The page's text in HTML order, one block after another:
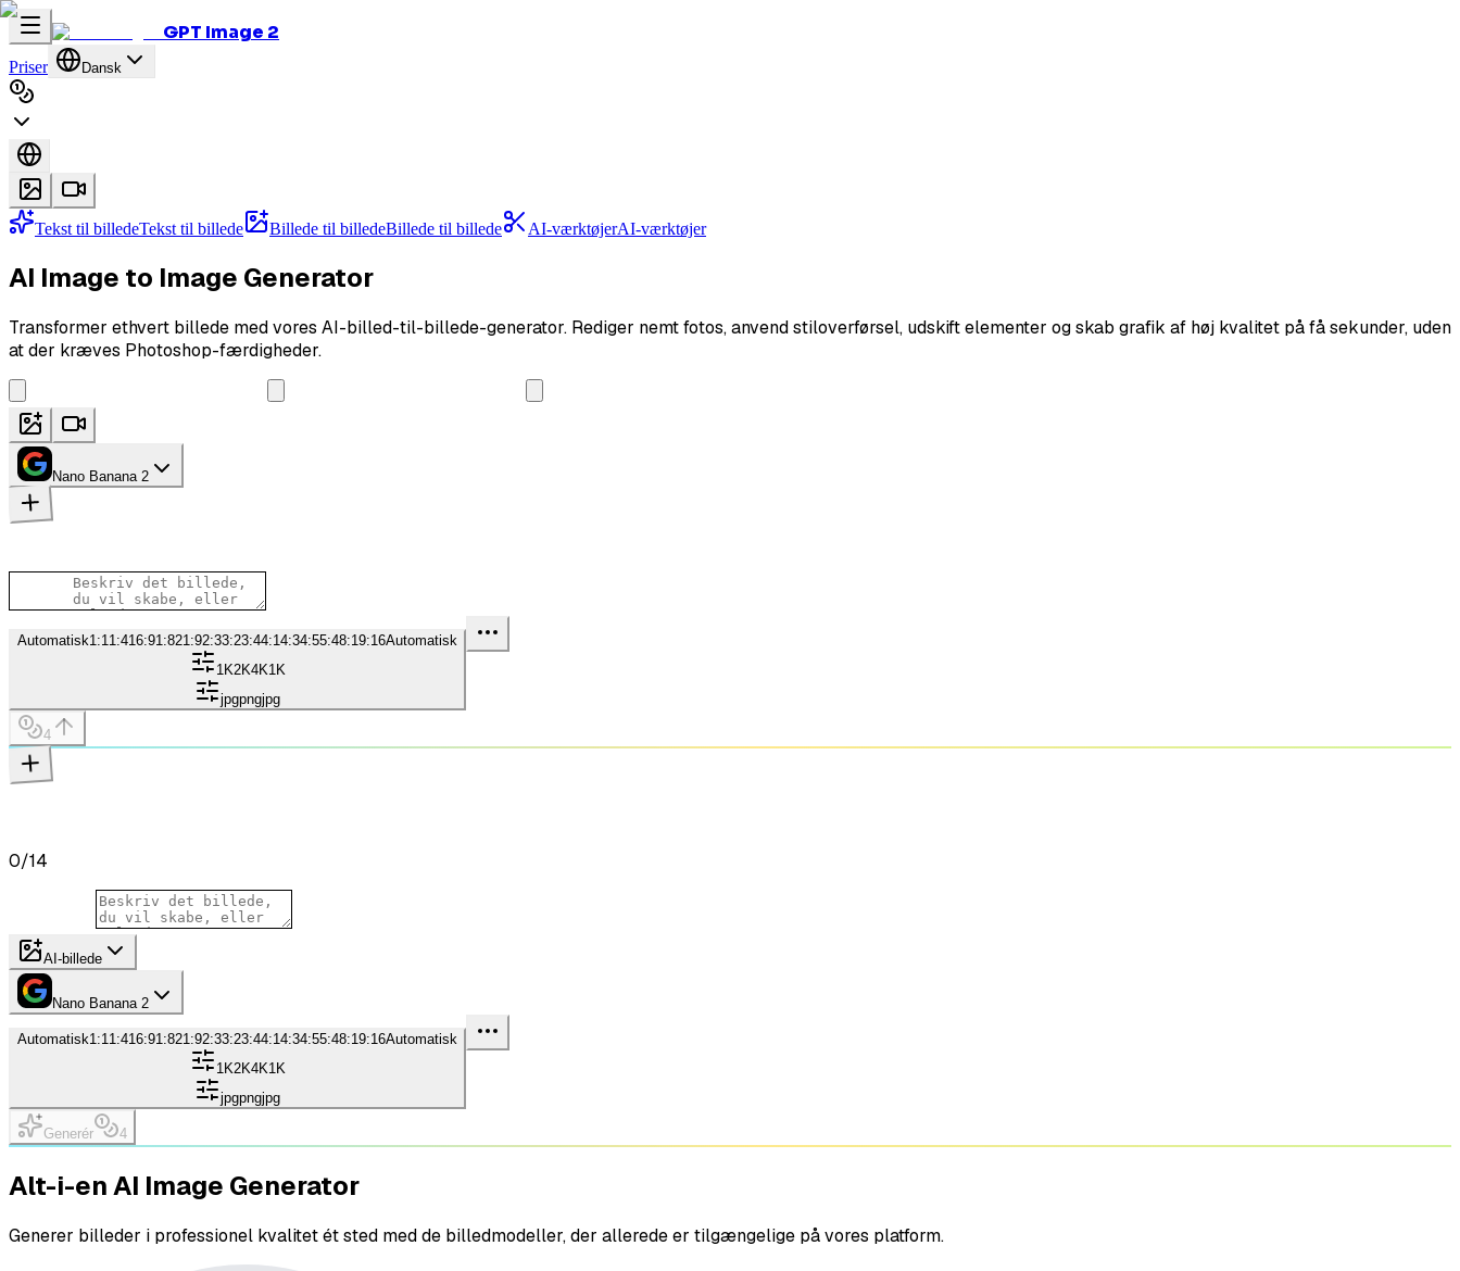
GPT Image 2
Priser Dansk
Tekst til billedeTekst til billede Billede til billedeBillede til billede AI-værktøjerAI-værktøjer
AI Image to Image Generator
Transformer ethvert billede med vores AI-billed-til-billede-generator. Rediger nemt fotos, anvend stiloverførsel, udskift elementer og skab grafik af høj kvalitet på få sekunder, uden
at der kræves Photoshop-færdigheder.
Nano Banana 2
Automatisk1:1 1:416:91:821:92:33:23:44:1 4:34:55:48:1 9:16Automatisk
1K2K4K1K
jpgpngjpg
4
0/14
AI-billede
Nano Banana 2
Automatisk1:1 1:416:91:821:92:33:23:44:1 4:34:55:48:1 9:16Automatisk
1K2K4K1K
jpgpngjpg
Generér 4
Alt-i-en AI Image Generator
Generer billeder i professionel kvalitet ét sted med de billedmodeller, der allerede er tilgængelige på vores platform.